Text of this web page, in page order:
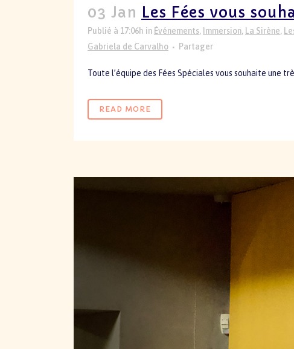
03 Jan Les Fées vous
Publié à 17:06h in Événements, Immersion, La Sirène,
Gabriela de Carvalho
Partager
Toute l’équipe des Fées Spéciales vous souhaite une
READ MORE